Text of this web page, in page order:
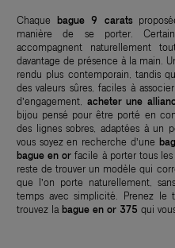
Chaquebague 9 carats
manière de se porter.
accompagnent naturellement
davantage de présence à la main.
rendu plus contemporain, tandis
des valeurs sûres, faciles à
d’engagement, acheter une
bijou pensé pour être porté en
des lignes sobres, adaptées à un
vous soyez en recherche d’une
bague en or facile à porter tous les
reste de trouver un modèle qui
que l’on porte naturellement,
temps avec simplicité. Prenez le
trouvez la bague en or 375 qui